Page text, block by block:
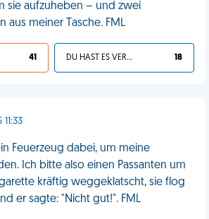
sie aufzuheben – und zwei
aus meiner Tasche. FML
41 DU HAST ES VERDIENT 18
Feuerzeug dabei, um meine
Ich bitte also einen Passanten um
kräftig weggeklatscht, sie flog
er sagte: "Nicht gut!". FML